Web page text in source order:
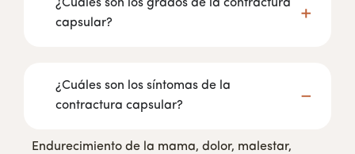
¿Cuáles son los grados de la contractura
capsular?
¿Cuáles son los síntomas de la
contractura capsular?
Endurecimiento de la mama, dolor, malestar,